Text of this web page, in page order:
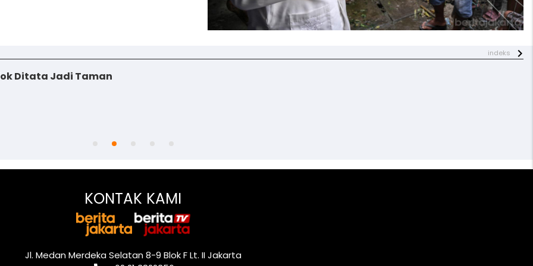
indeks
Ditata Jadi Taman
KONTAK KAMI
Jl. Medan Merdeka Selatan 8-9 Blok F Lt. II Jakarta